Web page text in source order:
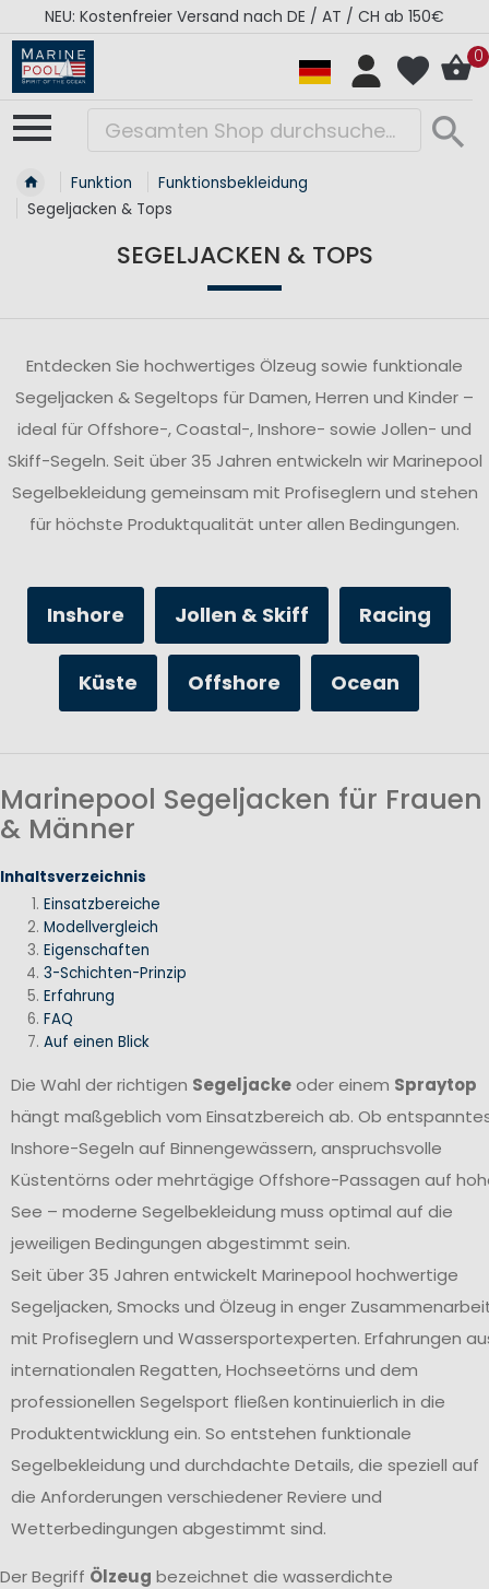
RÉGATES ROYALES Kollektion - Super Sale
0
Funktion
Funktionsbekleidung
Segeljacken & Tops
SEGELJACKEN & TOPS
Entdecken Sie hochwertiges Ölzeug sowie funktionale
Segeljacken & Segeltops für Damen, Herren und Kinder –
ideal für Offshore-, Coastal-, Inshore- sowie Jollen- und
Skiff-Segeln. Seit über 35 Jahren entwickeln wir Marinepool
Segelbekleidung gemeinsam mit Profiseglern und stehen
für höchste Produktqualität unter allen Bedingungen.
Inshore Jollen & Skiff Racing
Küste Offshore Ocean
Marinepool Segeljacken für Frauen
& Männer
Inhaltsverzeichnis
Einsatzbereiche
Modellvergleich
Eigenschaften
3-Schichten-Prinzip
Erfahrung
FAQ
Auf einen Blick
Die Wahl der richtigen Segeljackeoder einem Spraytop
hängt maßgeblich vom Einsatzbereich ab. Ob
Inshore-Segeln auf Binnengewässern, anspruchsvolle
Küstentörns oder mehrtägige Offshore-Passagen auf
See – moderne Segelbekleidung muss optimal auf die
jeweiligen Bedingungen abgestimmt sein.
Seit über 35 Jahren entwickelt Marinepool hochwertige
Segeljacken, Smocks und Ölzeug in enger
mit Profiseglern und Wassersportexperten. Erfahrungen
internationalen Regatten, Hochseetörns und dem
professionellen Segelsport fließen kontinuierlich in die
Produktentwicklung ein. So entstehen funktionale
Segelbekleidung und durchdachte Details, die speziell auf
die Anforderungen verschiedener Reviere und
Wetterbedingungen abgestimmt sind.
Der Begriff Ölzeug bezeichnet die wasserdichte